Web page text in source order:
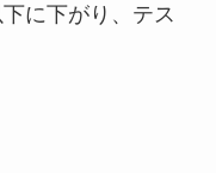
に下がり、テス